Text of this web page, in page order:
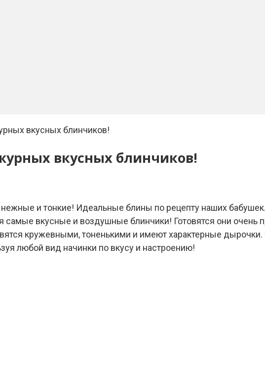
вкусных блинчиков!
вкусных блинчиков!
и тонкие! Идеальные блины по рецепту наших бабушек.
самые вкусные и воздушные блинчики! Готовятся они очень
кружевными, тоненькими и имеют характерные
любой вид начинки по вкусу и настроению!